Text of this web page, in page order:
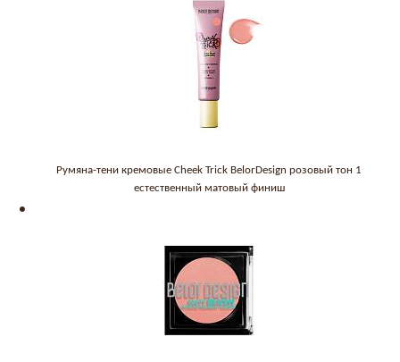
Румяна-тени кремовые Cheek Trick BelorDesign розовый тон 1
естественный матовый финиш